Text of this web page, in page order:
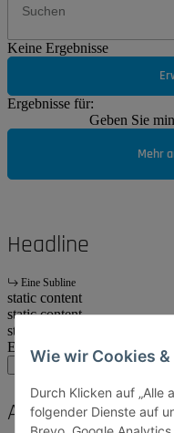
Wie wir Cookies
Durch Klicken auf „Alle
folgender Dienste auf
Keine Ergebnisse
Ergebnisse für:
Geben Sie
Mehr
Headline
Eine Subline
static content
static content
start
Ende
main:another main
Another Headline